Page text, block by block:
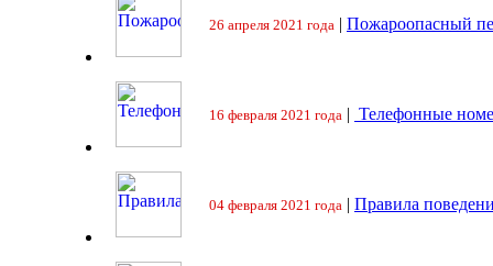
26 апреля 2021 года | Пожароопасный
16 февраля 2021 года | Телефонные
04 февраля 2021 года | Правила